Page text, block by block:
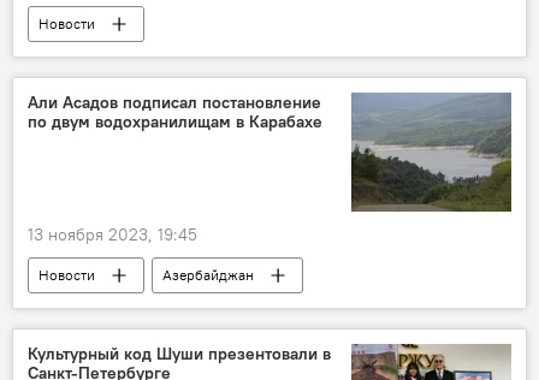
Новости
Нахчыванская Автономная Республика
Землетрясение
Иран
Граница
Магнитуда
Республиканский центр сейсмологической службы
Али Асадов подписал постановление
по двум водохранилищам в Карабахе
13 ноября 2023, 19:45
Новости
Азербайджан
Али Асадов
постановление
"Перечень особо важных объектов и объектов жизнеобеспечения, подлежащих охране в Азербайджанской Республике"
Культурный код Шуши презентовали в
Санкт-Петербурге